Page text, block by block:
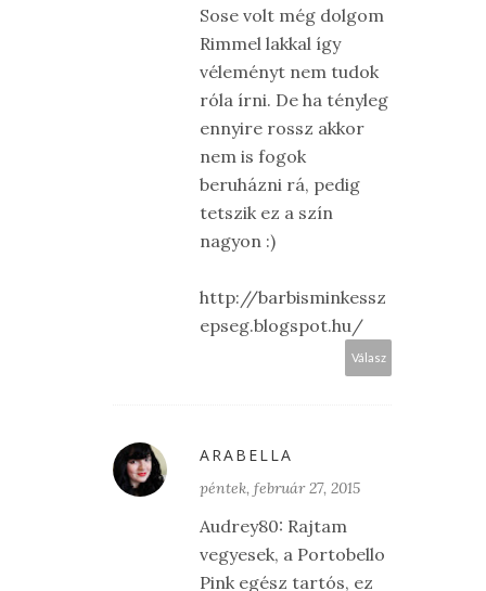
Sose volt még dolgom
Rimmel lakkal így
véleményt nem tudok
róla írni. De ha tényleg
ennyire rossz akkor
nem is fogok
beruházni rá, pedig
tetszik ez a szín
nagyon :)
http://barbisminkessz
epseg.blogspot.hu/
Válasz
ARABELLA
péntek, február 27, 2015
Audrey80: Rajtam
vegyesek, a Portobello
Pink egész tartós, ez